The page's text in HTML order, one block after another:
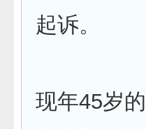
起诉。
现年45岁